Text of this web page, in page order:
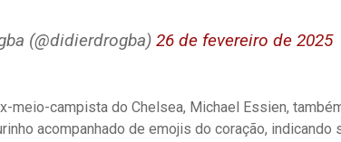
(@didierdrogba) 26 de fevereiro de 2025
meio-campista do Chelsea, Michael Essien,
acompanhado de emojis do coração, indicando